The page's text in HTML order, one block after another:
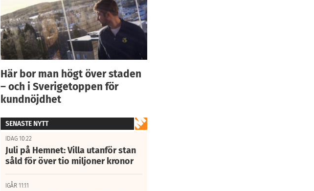
Här bor man högt över staden
– och i Sverigetoppen för
kundnöjdhet
SENASTE NYTT
IDAG 10:22
Juli på Hemnet: Villa utanför stan
såld för över tio miljoner kronor
IGÅR 11:11